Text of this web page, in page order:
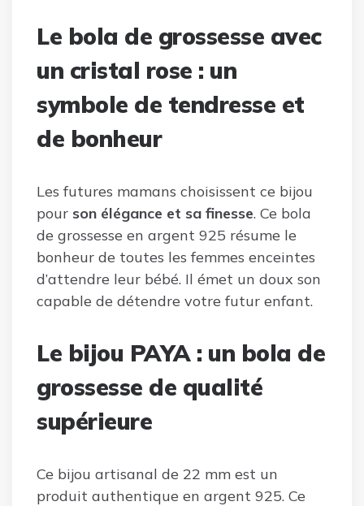
Le bola de grossesse avec
un cristal rose : un
symbole de tendresse et
de bonheur
Les futures mamans choisissent ce bijou
pour son élégance et sa finesse. Ce bola
de grossesse en argent 925 résume le
bonheur de toutes les femmes enceintes
d’attendre leur bébé. Il émet un doux son
capable de détendre votre futur enfant.
Le bijou PAYA : un bola de
grossesse de qualité
supérieure
Ce bijou artisanal de 22 mm est un
produit authentique en argent 925. Ce